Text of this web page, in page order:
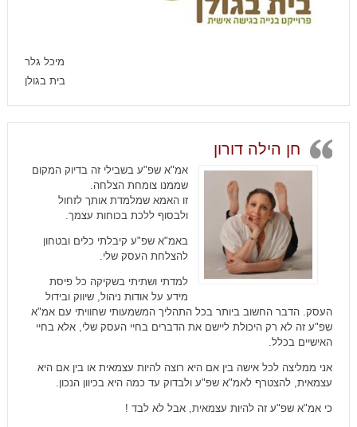
מיכל גלר
בית בגולן
חן הילה דורון
אמ"א שפ"ע בשבילי זה בדיוק המקום
שממנו צומחת הצלחה.
זו האמא שמלמדת אותך לזחול
ולבסוף ללכת בכוחות עצמך.
באמ"א שפ"ע קיבלתי כלים ובטחון
להצלחת העסק שלי.
למדתי ושתיתי בשקיקה כל פיסת
מידע על אודות ניהול, שיווק ובידול
העסק. הדבר החשוב ביותר בכל התהליך המשמעותי שחוויתי עם אמ"א
שפ"ע זה לא רק היכולת ליישם את הדברים בחיי העסק שלי, אלא בחיי
האישיים בכלל.
אני ממליצה לכל אישה בין אם היא רוצה להיות עצמאית או בין אם היא
עצמאית, להצטרף לאמ"א שפ"ע ולבדוק עד כמה היא בכיוון הנכון.
כי אמ"א שפ"ע זה להיות עצמאית, אבל לא לבד !